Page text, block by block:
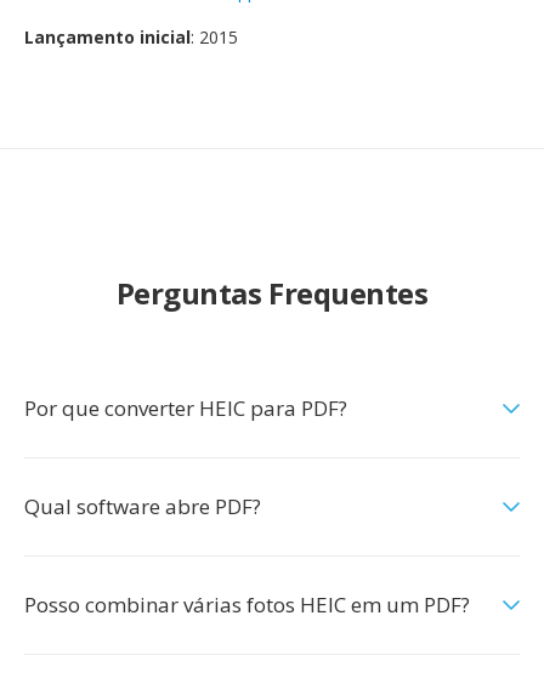
Lançamento inicial: 2015
Perguntas Frequentes
Por que converter HEIC para PDF?
Qual software abre PDF?
Posso combinar várias fotos HEIC em um PDF?